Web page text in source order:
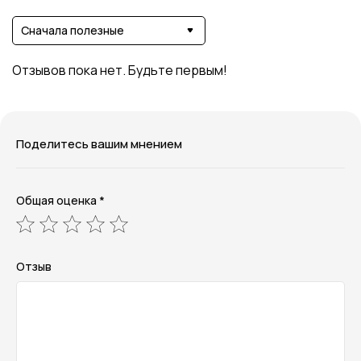
Сначала полезные
Отзывов пока нет. Будьте первым!
Поделитесь вашим мнением
Общая оценка *
Отзыв